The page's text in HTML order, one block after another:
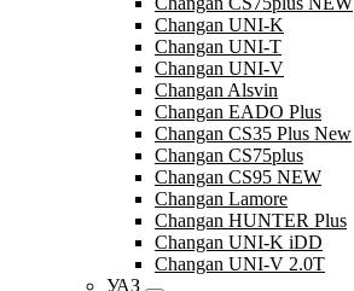
Changan UNI-K
Changan UNI-T
Changan UNI-V
Changan Alsvin
Changan EADO Plus
Changan CS35 Plus New
Changan CS75plus
Changan CS95 NEW
Changan Lamore
Changan HUNTER Plus
Changan UNI-K iDD
Changan UNI-V 2.0T
УАЗ